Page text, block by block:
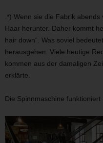
.*) Wenn sie die Fabrik
Haar herunter. Daher kommt
hair down“. Was soviel
herausgehen. Viele heutige
kommen aus der damaligen
erklärte.
Die Spinnmaschine funktioniert